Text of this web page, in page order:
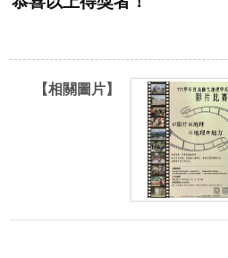
【相關圖片】